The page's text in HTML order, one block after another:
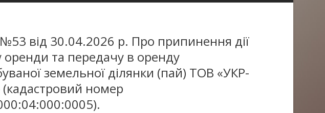
від 30.04.2026 р. Про припинення дії
оренди та передачу в оренду
земельної ділянки (пай) ТОВ «УКР-
номер